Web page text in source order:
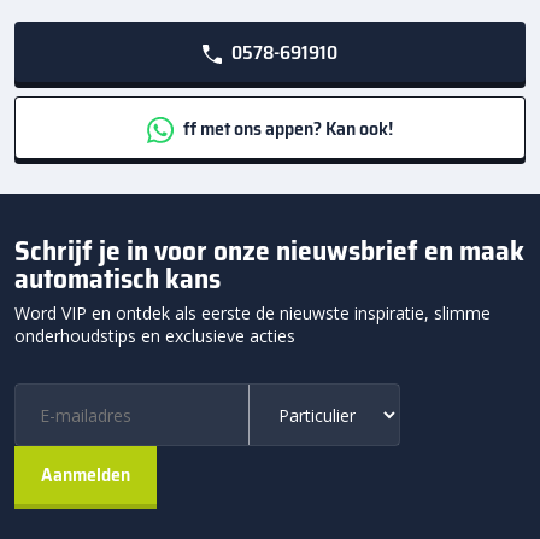
0578-691910
ff met ons appen? Kan ook!
Schrijf je in voor onze nieuwsbrief en maak
automatisch kans
Word VIP en ontdek als eerste de nieuwste inspiratie, slimme
onderhoudstips en exclusieve acties